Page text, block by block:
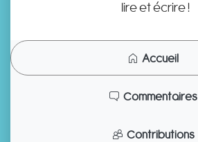
lire et écrire !
Accueil
Commentaires
Contributions